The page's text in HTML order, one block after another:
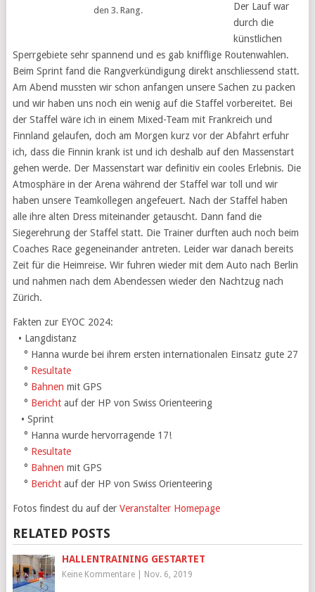
den 3. Rang.
Der Lauf war
durch die
künstlichen
Sperrgebiete sehr spannend und es gab knifflige Routenwahlen.
Beim Sprint fand die Rangverkündigung direkt anschliessend statt.
Am Abend mussten wir schon anfangen unsere Sachen zu packen
und wir haben uns noch ein wenig auf die Staffel vorbereitet. Bei
der Staffel wäre ich in einem Mixed-Team mit Frankreich und
Finnland gelaufen, doch am Morgen kurz vor der Abfahrt erfuhr
ich, dass die Finnin krank ist und ich deshalb auf den Massenstart
gehen werde. Der Massenstart war definitiv ein cooles Erlebnis. Die
Atmosphäre in der Arena während der Staffel war toll und wir
haben unsere Teamkollegen angefeuert. Nach der Staffel haben
alle ihre alten Dress miteinander getauscht. Dann fand die
Siegerehrung der Staffel statt. Die Trainer durften auch noch beim
Coaches Race gegeneinander antreten. Leider war danach bereits
Zeit für die Heimreise. Wir fuhren wieder mit dem Auto nach Berlin
und nahmen nach dem Abendessen wieder den Nachtzug nach
Zürich.
Fakten zur EYOC 2024:
• Langdistanz
° Hanna wurde bei ihrem ersten internationalen Einsatz gute 27
° Resultate
° Bahnen mit GPS
° Bericht auf der HP von Swiss Orienteering
• Sprint
° Hanna wurde hervorragende 17!
° Resultate
° Bahnen mit GPS
° Bericht auf der HP von Swiss Orienteering
Fotos findest du auf der Veranstalter Homepage
RELATED POSTS
HALLENTRAINING GESTARTET
Keine Kommentare| Nov. 6, 2019